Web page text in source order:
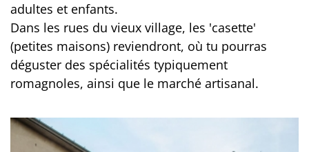
adultes et enfants.
Dans les rues du vieux village, les 'casette'
(petites maisons) reviendront, où tu pourras
déguster des spécialités typiquement
romagnoles, ainsi que le marché artisanal.